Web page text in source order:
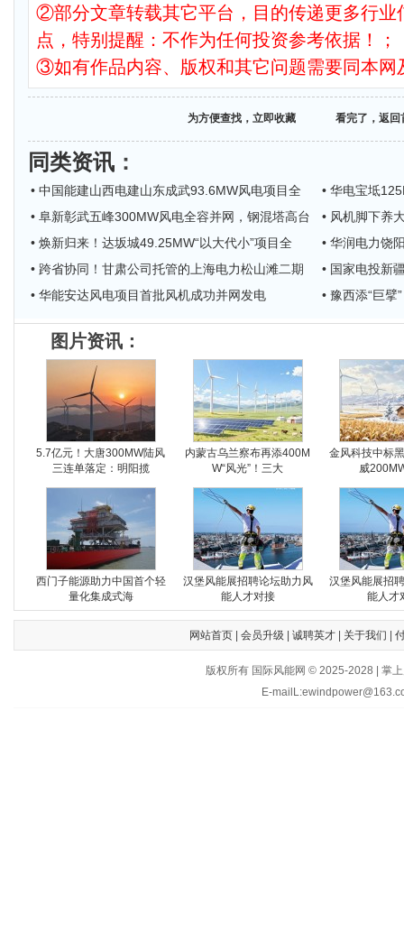
②部分文章转载其它平台，目的传递更多行业
点，特别提醒：不作为任何投资参考依据！；
③如有作品内容、版权和其它问题需要同本网
为方便查找，立即收藏 看完了，返回
同类资讯 ：
• 中国能建山西电建山东成武93.6MW风电项目全
• 华电宝坻
• 阜新彰武五峰300MW风电全容并网，钢混塔高台
• 风机脚下养
• 焕新归来！达坂城49.25MW“以大代小”项目全
• 华润电力饶
• 跨省协同！甘肃公司托管的上海电力松山滩二期
• 国家电投新
• 华能安达风电项目首批风机成功并网发电
• 豫西添“巨
图片资讯：
5.7亿元！大唐300MW陆风
三连单落定：明阳揽
内蒙古乌兰察布再添400M
W“风光”！三大
金风科技中标
威
西门子能源助力中国首个轻
量化集成式海
汉堡风能展招聘论坛助力风
能人才对接
汉堡风能展招
能人才
网站首页| 会员升级 诚聘英才| 关于我们
版权所有 国际风能网 © 2025-2028 | 掌
E-